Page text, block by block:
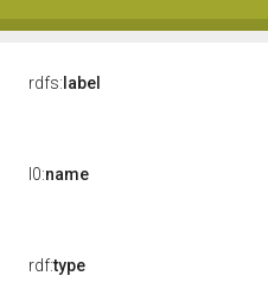
rdfs: label
l0:name
rdf:type